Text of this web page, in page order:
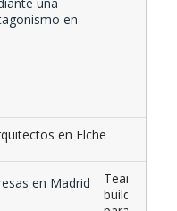
en Elche
Team
building